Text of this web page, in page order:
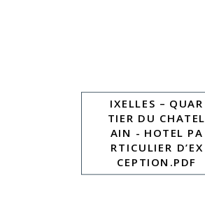
IXELLES – QUAR
TIER DU CHATEL
AIN - HOTEL PA
RTICULIER D’EX
CEPTION.PDF